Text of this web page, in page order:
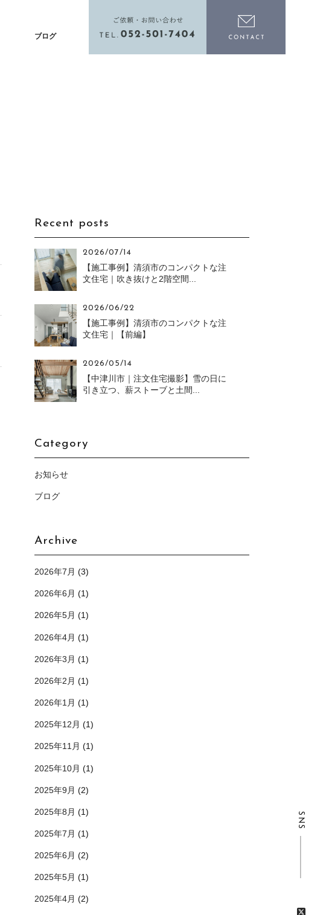
ブログ
電話をかける
SNS
Recent posts
2026/07/14
【施工事例】清須市のコンパクトな注
文住宅｜吹き抜けと2階空間...
2026/06/22
【施工事例】清須市のコンパクトな注
文住宅｜【前編】
2026/05/14
【中津川市｜注文住宅撮影】雪の日に
引き立つ、薪ストーブと土間...
Category
お知らせ
ブログ
Archive
2026年7月 (3)
2026年6月 (1)
2026年5月 (1)
2026年4月 (1)
2026年3月 (1)
2026年2月 (1)
2026年1月 (1)
2025年12月 (1)
2025年11月 (1)
2025年10月 (1)
2025年9月 (2)
2025年8月 (1)
2025年7月 (1)
2025年6月 (2)
2025年5月 (1)
2025年4月 (2)